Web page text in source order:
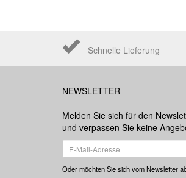
Schnelle Lieferung
NEWSLETTER
Melden Sie sich für den
und verpassen Sie keine
Oder möchten Sie sich vom Newsletter